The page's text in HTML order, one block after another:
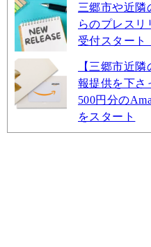
三郷市や近隣
らのプレス
受付スタート
【三郷市近
報提供を下さ
500円分の
をスタート